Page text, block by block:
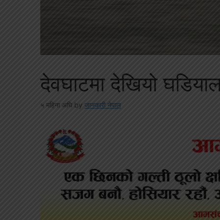
देवघाटमा देखियो
५ महिना अघि by जानकारी नेपाल